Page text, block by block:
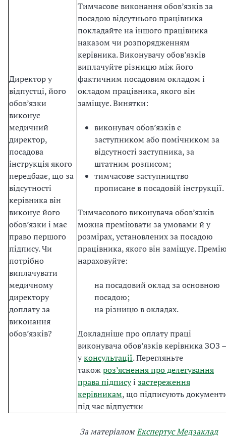
Директор у
відпустці, його
обов’язки
виконує
медичний
директор,
посадова
інструкція якого
передбаає, що за
відсутності
керівника він
виконує його
обов’язки і має
право першого
підпису. Чи
потрібно
виплачувати
медичному
директору
доплату за
виконання
обов’язків?
Тимчасове виконання обов’язків за
посадою відсутнього працівника
покладайте на іншого працівника
наказом чи розпорядженням
керівника. Виконувачу обов’язків
виплачуйте різницю між його
фактичним посадовим окладом і
окладом працівника, якого він
заміщує. Винятки:
виконувач обов’язків є
заступником або помічником за
відсутності заступника, за
штатним розписом;
тимчасове заступництво
прописане в посадовій інструкції.
Тимчасового виконувача обов’язків
можна преміювати за умовами й у
розмірах, установлених за посадою
працівника, якого він заміщує.
нараховуйте:
на посадовий оклад за основною
посадою;
на різницю в окладах.
Докладніше про оплату праці
виконувача обов’язків керівника ЗОЗ
уконсультації. Перегляньте
такожроз’яснення про делегування
права підписуі застереження
керівникам, що підписують
під час відпустки
За матеріаломЕкспертус Медзаклад